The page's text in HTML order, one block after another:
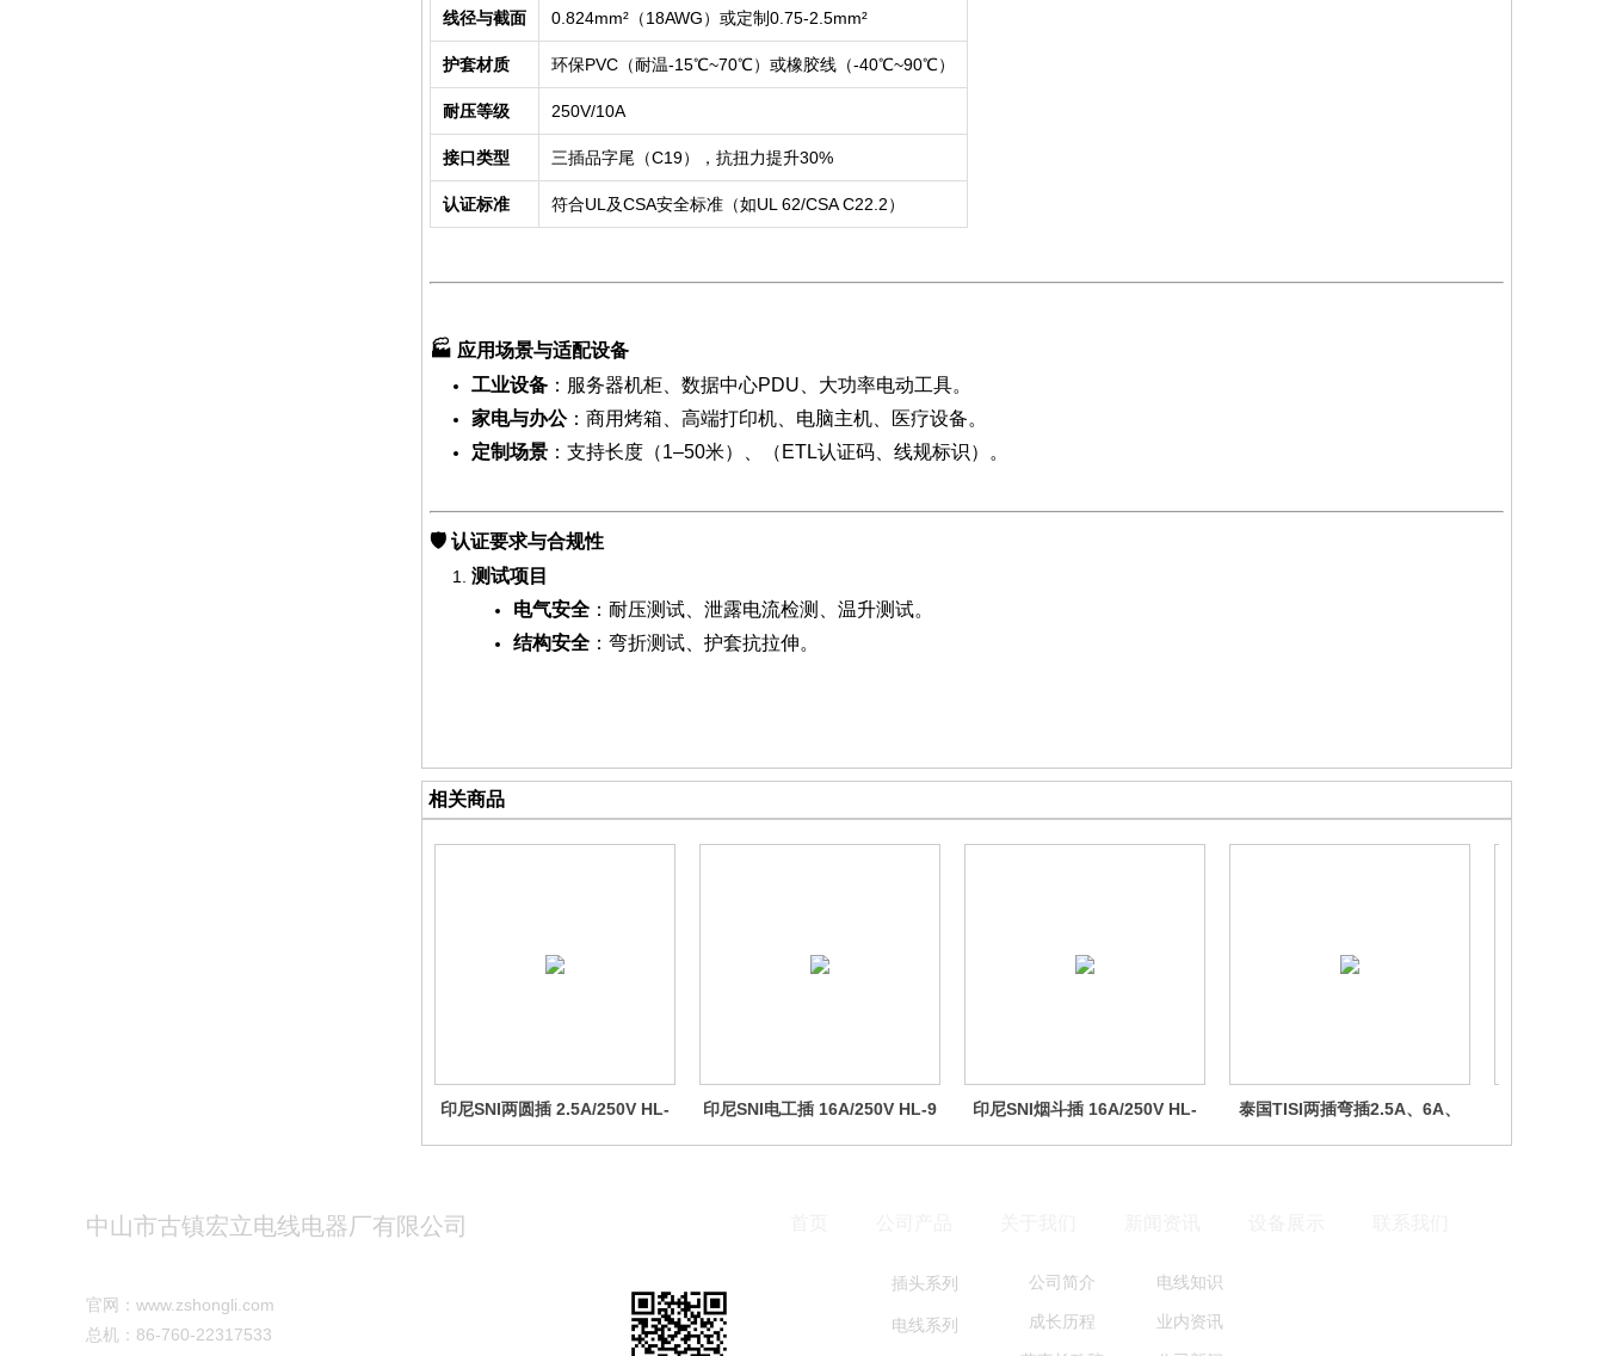
线径与截面 0.824mm²（18AWG）或定制0.75-2.5mm²
护套材质 环保PVC（耐温-15℃~70℃）或橡胶线（-40℃~90℃）
耐压等级 250V/10A
接口类型 三插品字尾（C19），抗扭力提升30%
认证标准 符合UL及CSA安全标准（如UL 62/CSA C22.2）
🏭 应用场景与适配设备
工业设备 ：服务器机柜、数据中心PDU、大功率电动工具。
家电与办公：商用烤箱、高端打印机、电脑主机、医疗设备。
定制场景 ：支持长度（1–50米）、（ETL认证码、线规标识）。
🛡️ 认证要求与合规性
测试项目
电气安全 ：耐压测试、泄露电流检测、温升测试。
结构安全 ：弯折测试、护套抗拉伸。
相关商品
印尼SNI两圆插 2.5A/250V HL-
印尼SNI电工插 16A/250V HL-9
印尼SNI烟斗插 16A/250V HL-
泰国TISI两插弯插2.5A、6A、
插头系列
电线系列
公司简介
成长历程
电线知识
业内资讯
中山市古镇宏立电线电器厂有限公司
官网： www.zshongli.com
总机：86-760-22317533